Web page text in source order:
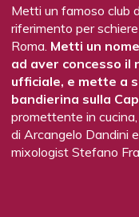
una selezione di 150
Appassionati e
sommelier della casa
l’acquisto di bottiglie
teatro di incontri dove
alcune etichette
delle migliori cantine.
nuovo Peck: un vero
bottigliera (circa 150
Metti un famoso club
riferimento per
Roma. Metti un
ad aver concesso il
ufficiale, e mette a
bandierina sulla
promettente in
di Arcangelo Dandini
mixologist Stefano